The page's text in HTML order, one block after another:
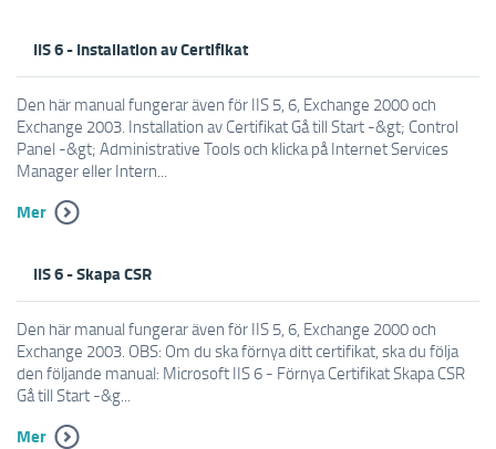
IIS 6 - Installation av Certifikat
Den här manual fungerar även för IIS 5, 6, Exchange 2000 och
Exchange 2003. Installation av Certifikat Gå till Start -&gt; Control
Panel -&gt; Administrative Tools och klicka på Internet Services
Manager eller Intern...
Mer
IIS 6 - Skapa CSR
Den här manual fungerar även för IIS 5, 6, Exchange 2000 och
Exchange 2003. OBS: Om du ska förnya ditt certifikat, ska du följa
den följande manual: Microsoft IIS 6 - Förnya Certifikat Skapa CSR
Gå till Start -&g...
Mer